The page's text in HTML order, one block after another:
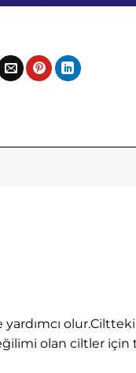
olan ciltler için